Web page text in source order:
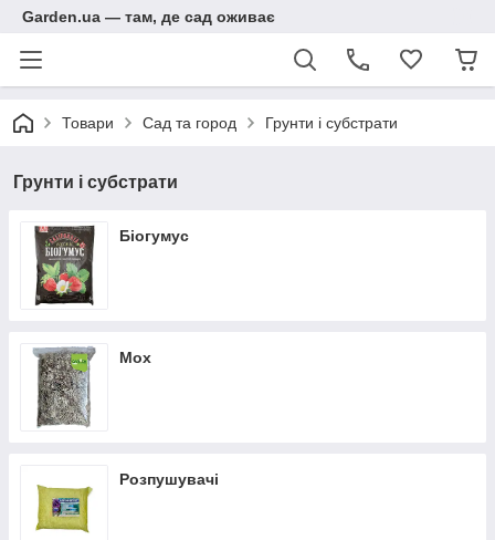
Garden.ua — там, де сад оживає
Товари Сад та город Грунти і субстрати
Грунти і субстрати
Біогумус
Мох
Розпушувачі